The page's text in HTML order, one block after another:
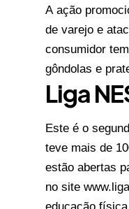
A ação
de varejo e
consumidor
gôndolas e
Liga
Este é o
teve mais de
estão abertas
no site